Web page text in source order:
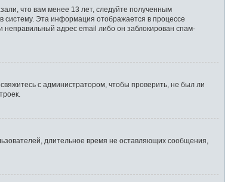
что вам менее 13 лет, следуйте полученным
систему. Эта информация отображается в процессе
адрес email либо он заблокирован спам-
с администратором, чтобы проверить, не был ли
длительное время не оставляющих сообщения,